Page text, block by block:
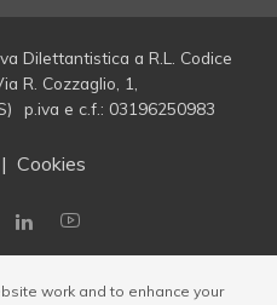
Dilettantistica a R.L. Codice
R. Cozzaglio, 1,
p.iva e c.f.: 03196250983
| Cookies
work and to enhance your